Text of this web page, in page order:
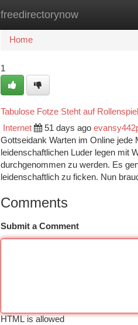
freedirectorynow
Home New Site Listings
Home
1
Tabulose Fotze Steht auf Rollenspiel
Internet 51 days ago
Gottseidank Warten im Online jede
leidenschaftlichen Luder legen mit
durchgenommen zu werden. Es
leidenschaftlich zu ficken. Nun
Comments
Submit a Comment
HTML is allowed